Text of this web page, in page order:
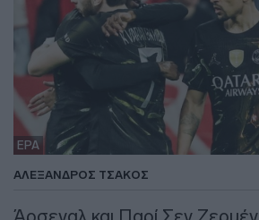
EPA
ΑΛΈΞΑΝΔΡΟΣ ΤΣΆΚΟΣ